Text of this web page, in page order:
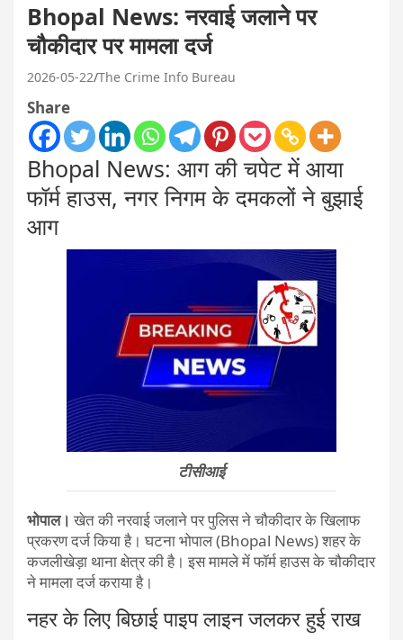
Bhopal News: नरवाई जलाने पर
चौकीदार पर मामला दर्ज
2026-05-22 The Crime Info Bureau
Share
Bhopal News: आग की चपेट में आया
फॉर्म हाउस, नगर निगम के दमकलों ने बुझाई
आग
टीसीआई
भोपाल। खेत की नरवाई जलाने पर पुलिस ने चौकीदार के खिलाफ
प्रकरण दर्ज किया है। घटना भोपाल (Bhopal News) शहर के
कजलीखेड़ा थाना क्षेत्र की है। इस मामले में फॉर्म हाउस के चौकीदार
ने मामला दर्ज कराया है।
नहर के लिए बिछाई पाइप लाइन जलकर हुई राख